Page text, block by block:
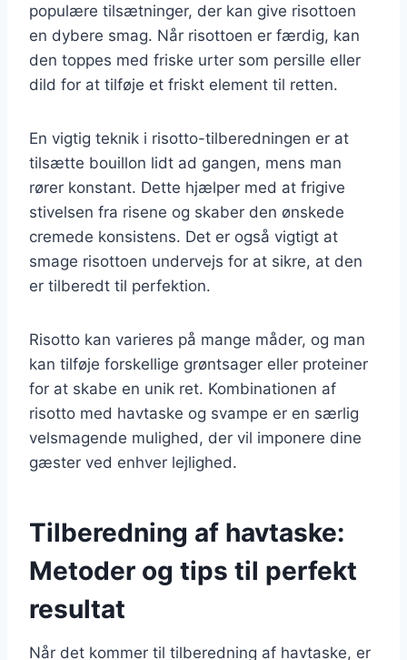
populære tilsætninger, der kan give risottoen
en dybere smag. Når risottoen er færdig, kan
den toppes med friske urter som persille eller
dild for at tilføje et friskt element til retten.
En vigtig teknik i risotto-tilberedningen er at
tilsætte bouillon lidt ad gangen, mens man
rører konstant. Dette hjælper med at frigive
stivelsen fra risene og skaber den ønskede
cremede konsistens. Det er også vigtigt at
smage risottoen undervejs for at sikre, at den
er tilberedt til perfektion.
Risotto kan varieres på mange måder, og man
kan tilføje forskellige grøntsager eller proteiner
for at skabe en unik ret. Kombinationen af
risotto med havtaske og svampe er en særlig
velsmagende mulighed, der vil imponere dine
gæster ved enhver lejlighed.
Tilberedning af havtaske:
Metoder og tips til perfekt
resultat
Når det kommer til tilberedning af havtaske, er